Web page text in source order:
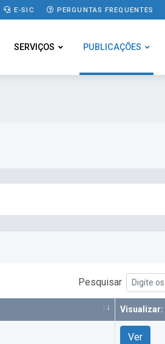
E-SIC PERGUNTAS FREQUENTES
SERVIÇOS PUBLICAÇÕES
Pesquisar
Visualizar:
Ver